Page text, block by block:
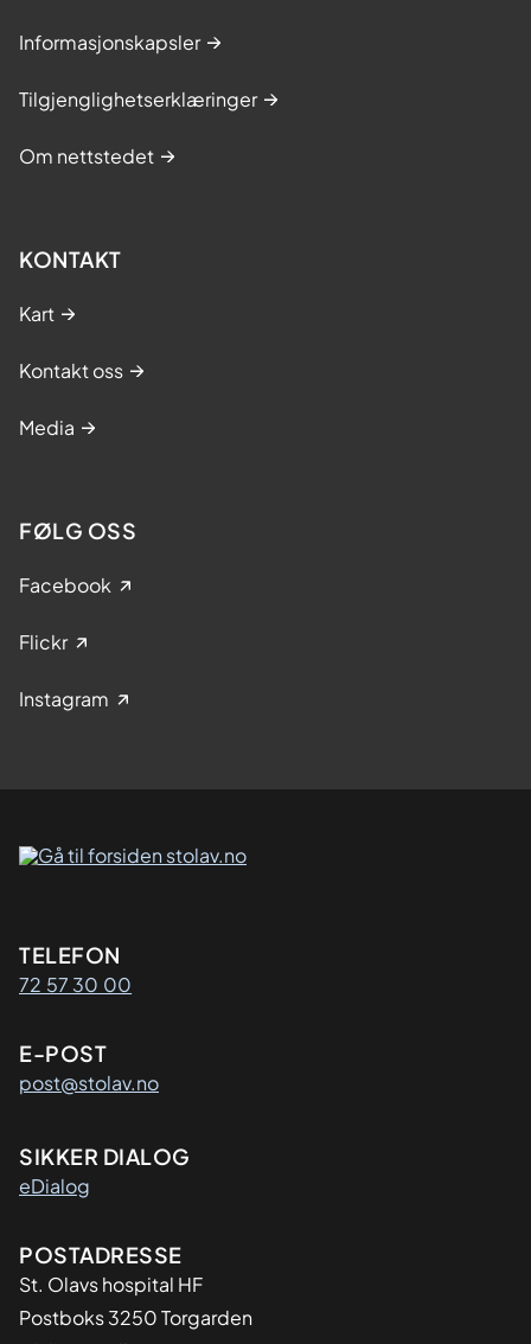
s
u
s
Informasjonskapsler
Tilgjenglighetserklæringer
Om nettstedet
KONTAKT
Kart
Kontakt oss
Media
FØLG OSS
Facebook
Flickr
Instagram
Kontaktinformasjon
TELEFON
72 57 30 00
E-POST
post@stolav.no
SIKKER DIALOG
eDialog
Adresse
POSTADRESSE
St. Olavs hospital HF
Postboks 3250 Torgarden